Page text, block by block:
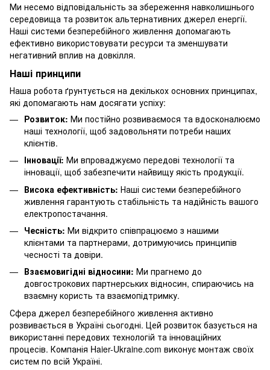
Ми несемо відповідальність за збереження навколишнього
середовища та розвиток альтернативних джерел енергії.
Наші системи безперебійного живлення допомагають
ефективно використовувати ресурси та зменшувати
негативний вплив на довкілля.
Наші принципи
Наша робота ґрунтується на декількох основних принципах,
які допомагають нам досягати успіху:
Розвиток: Ми постійно розвиваємося та вдосконалюємо
наші технології, щоб задовольняти потреби наших
клієнтів.
Інновації: Ми впроваджуємо передові технології та
інновації, щоб забезпечити найвищу якість продукції.
Висока ефективність: Наші системи безперебійного
живлення гарантують стабільність та надійність вашого
електропостачання.
Чесність: Ми відкрито співпрацюємо з нашими
клієнтами та партнерами, дотримуючись принципів
чесності та довіри.
Взаємовигідні відносини: Ми прагнемо до
довгострокових партнерських відносин, спираючись на
взаємну користь та взаємопідтримку.
Сфера джерел безперебійного живлення активно
розвивається в Україні сьогодні. Цей розвиток базується на
використанні передових технологій та інноваційних
процесів. Компанія Haier-Ukraine.com виконує монтаж своїх
систем по всій Україні.